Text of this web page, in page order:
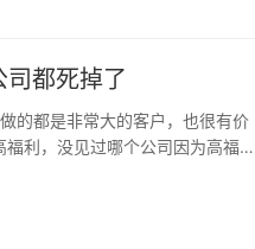
都死掉了
的都是非常大的客户，也很有价
利，没见过哪个公司因为高福利